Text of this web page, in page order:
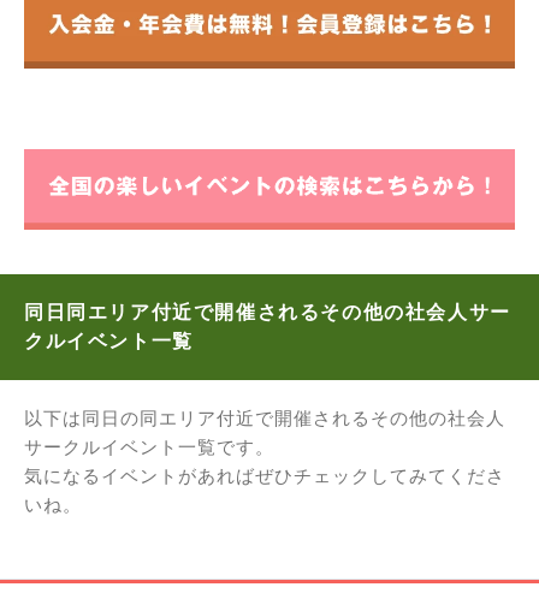
同日同エリア付近で開催されるその他の社会人サー
クルイベント一覧
以下は同日の同エリア付近で開催されるその他の社会人
サークルイベント一覧です。
気になるイベントがあればぜひチェックしてみてくださ
いね。